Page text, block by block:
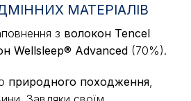
МАТЕРІАЛІВ
з волокон Tencel
Wellsleep® Advanced (70%).
природного походження,